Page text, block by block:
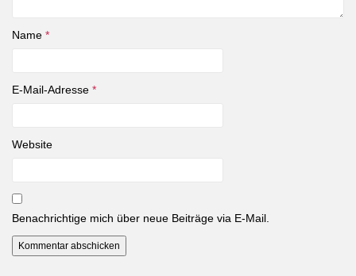
Name *
E-Mail-Adresse *
Website
Benachrichtige mich über neue Beiträge via E-Mail.